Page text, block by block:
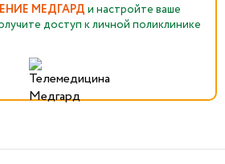
МЕДГАРДи настройте ваше
доступ к личной поликлинике